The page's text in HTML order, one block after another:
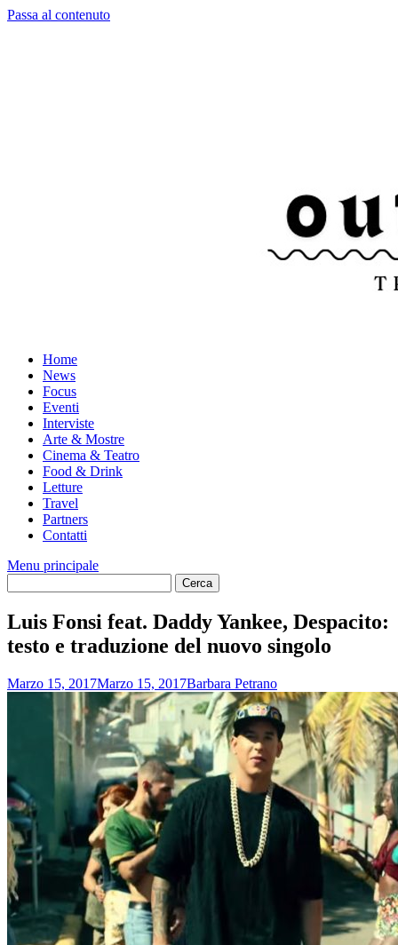
Passa al contenuto
Home
News
Focus
Eventi
Interviste
Arte & Mostre
Cinema & Teatro
Food & Drink
Letture
Travel
Partners
Contatti
Menu principale
Luis Fonsi feat. Daddy Yankee, Despacito:
testo e traduzione del nuovo singolo
Marzo 15, 2017Marzo 15, 2017Barbara Petrano